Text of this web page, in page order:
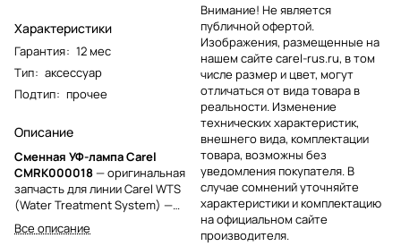
Характеристики
Гарантия: 12 мес
Тип: аксессуар
Подтип: прочее
Описание
Сменная УФ-лампа Carel
CMRK000018— оригинальная
запчасть для линии Carel WTS
(Water Treatment System) —
установок обратного осмоса
CMROUV/CMRO для подготовки
Все описание
Внимание! Не является
публичной офертой.
Изображения, размещенные на
нашем сайте carel-rus.ru, в том
числе размер и цвет, могут
отличаться от вида товара в
реальности. Изменение
технических характеристик,
внешнего вида, комплектации
товара, возможны без
уведомления покупателя. В
случае сомнений уточняйте
характеристики и комплектацию
на официальном сайте
производителя.